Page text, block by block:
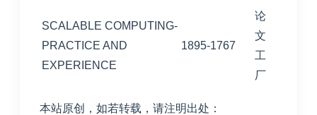
SCALABLE COMPUTING-
PRACTICE AND
EXPERIENCE
1895-1767
论
文
工
厂
本站原创，如若转载，请注明出处：